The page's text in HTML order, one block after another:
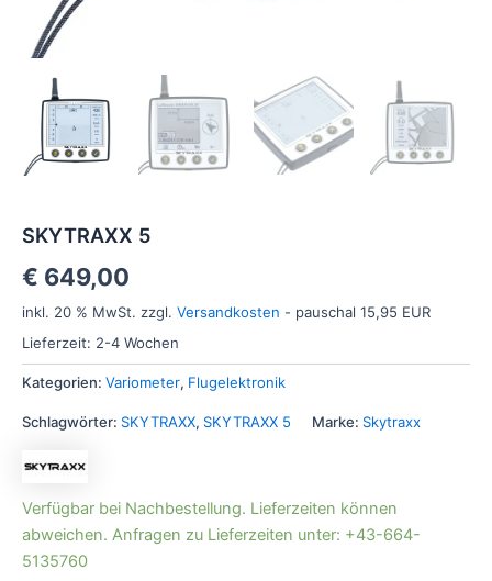
SKYTRAXX 5
€ 649,00
inkl. 20 % MwSt. zzgl. Versandkosten - pauschal 15,95 EUR
Lieferzeit: 2-4 Wochen
Kategorien: Variometer, Flugelektronik
Schlagwörter: SKYTRAXX, SKYTRAXX 5 Marke: Skytraxx
Verfügbar bei Nachbestellung. Lieferzeiten können
abweichen. Anfragen zu Lieferzeiten unter: +43-664-
5135760